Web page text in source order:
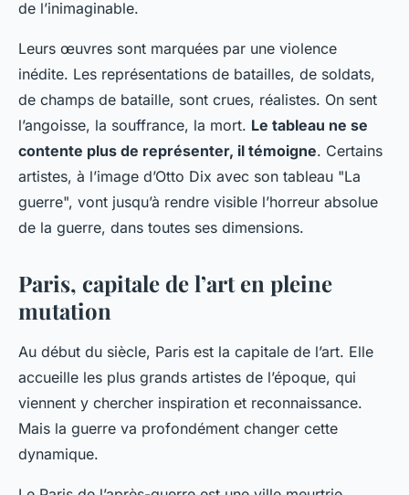
de l’inimaginable.
Leurs œuvres sont marquées par une violence
inédite. Les représentations de batailles, de soldats,
de champs de bataille, sont crues, réalistes. On sent
l’angoisse, la souffrance, la mort. Le tableau ne se
contente plus de représenter, il témoigne. Certains
artistes, à l’image d’Otto Dix avec son tableau "La
guerre", vont jusqu’à rendre visible l’horreur absolue
de la guerre, dans toutes ses dimensions.
Paris, capitale de l’art en pleine
mutation
Au début du siècle, Paris est la capitale de l’art. Elle
accueille les plus grands artistes de l’époque, qui
viennent y chercher inspiration et reconnaissance.
Mais la guerre va profondément changer cette
dynamique.